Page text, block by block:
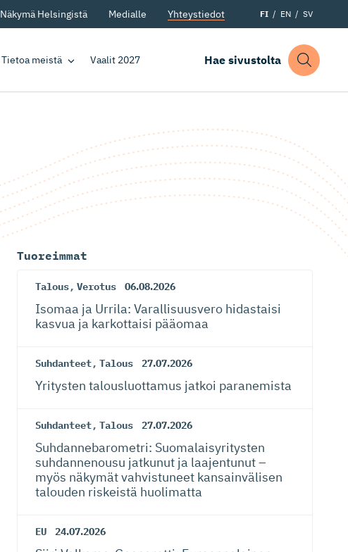
Näkymä Helsingistä Medialle Yhteystiedot FI EN SV
Tietoa meistä Vaalit 2027 Hae sivustolta
Tuoreimmat
Talous, Verotus 06.08.2026
Isomaa ja Urrila: Varallisuusvero hidastaisi
kasvua ja karkottaisi pääomaa
Suhdanteet, Talous 27.07.2026
Yritysten talousluottamus jatkoi paranemista
Suhdanteet, Talous 27.07.2026
Suhdanneba­ro­metri: Suomalaisy­ri­tysten
suhdannenousu jatkunut ja laajentunut –
myös näkymät vahvistuneet kansainvälisen
talouden riskeistä huolimatta
EU 24.07.2026